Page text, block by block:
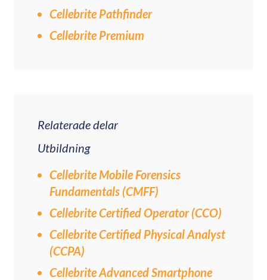
Cellebrite Pathfinder
Cellebrite Premium
Relaterade delar
Utbildning
Cellebrite Mobile Forensics
Fundamentals (CMFF)
Cellebrite Certified Operator (CCO)
Cellebrite Certified Physical Analyst
(CCPA)
Cellebrite Advanced Smartphone